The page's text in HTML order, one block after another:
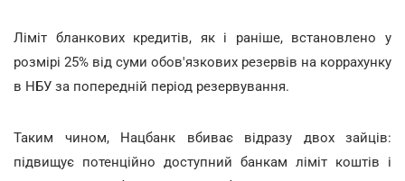
Ліміт бланкових кредитів, як і раніше, встановлено у
розмірі 25% від суми обов'язкових резервів на коррахунку
в НБУ за попередній період резервування.
Таким чином, Нацбанк вбиває відразу двох зайців:
підвищує потенційно доступний банкам ліміт коштів і